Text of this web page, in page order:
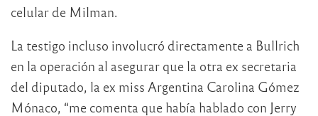
celular de Milman.
La testigo incluso involucró directamente a Bullrich
en la operación al asegurar que la otra ex secretaria
del diputado, la ex miss Argentina Carolina Gómez
Mónaco, “me comenta que había hablado con Jerry